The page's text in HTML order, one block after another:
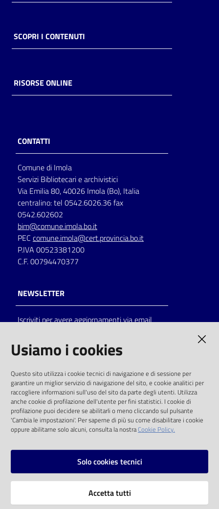
SCOPRI I CONTENUTI
RISORSE ONLINE
CONTATTI
Comune di Imola
Servizi Bibliotecari e archivistici
Via Emilia 80, 40026 Imola (Bo), Italia
centralino: tel 0542.6026.36 fax
0542.602602
bim@comune.imola.bo.it
PEC comune.imola@cert.provincia.bo.it
P.IVA 00523381200
C.F. 00794470377
NEWSLETTER
Iscriviti per avere aggiornamenti via email
solo alle condizioni previste dalla direttiva
comunitaria 2003/98/CE e dal d.lgs. 36/2006
SOCIAL
Instagram
Vai alla pagina
Usiamo i cookies
Questo sito utilizza i cookie tecnici di navigazione e di sessione per
garantire un miglior servizio di navigazione del sito, e cookie analitici per
raccogliere informazioni sull'uso del sito da parte degli utenti. Utilizza
anche cookie di profilazione dell'utente per fini statistici. I cookie di
profilazione puoi decidere se abilitarli o meno cliccando sul pulsante
'Cambia le impostazioni'. Per saperne di più su come disabilitare i cookie
oppure abilitarne solo alcuni, consulta la nostraCookie Policy.
Solo cookies tecnici
Accetta tutti